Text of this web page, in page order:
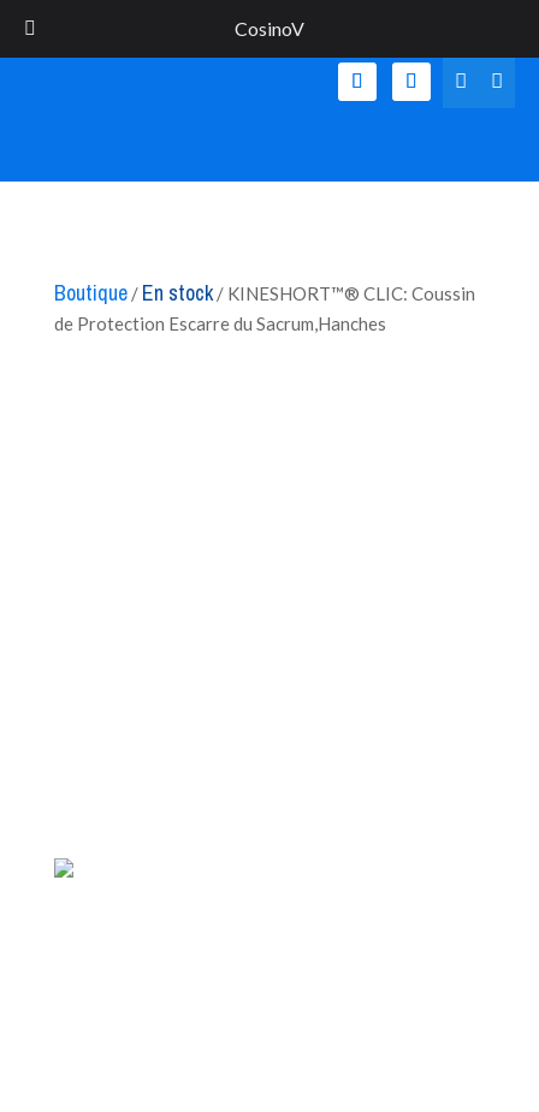
CosinoV
+33 6 63 59 20 85
 
Boutique/ En stock/ KINESHORT™® CLIC: Coussin
de Protection Escarre du Sacrum,Hanches